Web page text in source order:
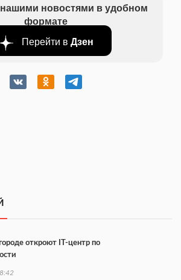
новостями в удобном
формате
Перейти в Дзен
откроют IT-центр по